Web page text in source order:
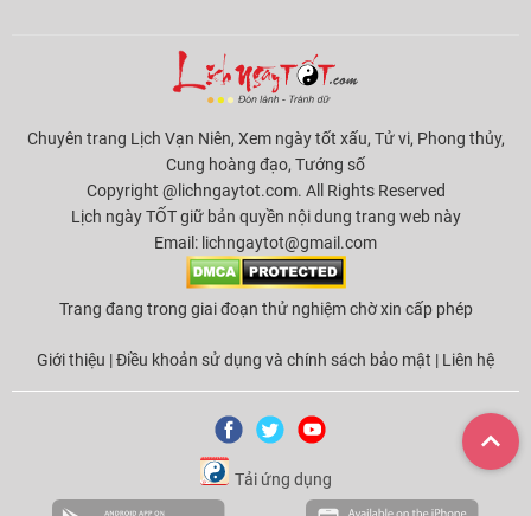
Chuyên trang Lịch Vạn Niên, Xem ngày tốt xấu, Tử vi, Phong thủy,
Cung hoàng đạo, Tướng số
Copyright @lichngaytot.com. All Rights Reserved
Lịch ngày TỐT giữ bản quyền nội dung trang web này
Email: lichngaytot@gmail.com
Trang đang trong giai đoạn thử nghiệm chờ xin cấp phép
Giới thiệu |Điều khoản sử dụng và chính sách bảo mật | Liên hệ
Tải ứng dụng